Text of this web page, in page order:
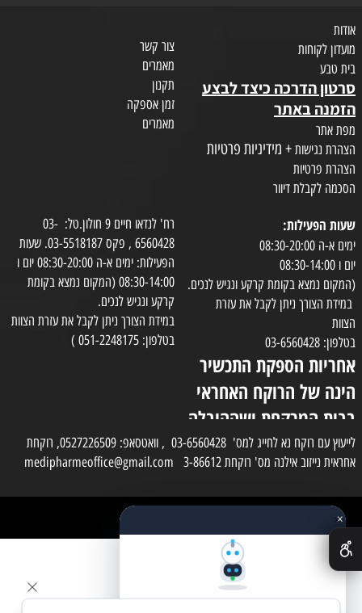
אודות
מועדון לקוחות
בית טבע
סרטון הדרכה כיצד לבצע
הזמנה באתר
מפת אתר
הצהרת נגישות + מידיניות פרטיות
הצהרת פרטיות
הסכמה לקבלת דיוור
צור קשר
מאמרים
תקנון
זמן אספקה
מאמרים
שעות הפעילות:
ימים א-ה 08:30-20:00
יום ו 08:30-14:00
(המקום נמצא בקומת קרקע ונגיש לנכים.
במידת הצורך ניתן לקבל את עזרת
הצוות
בטלפון: 03-6560428
אחריות הספקת התכשיר
הינה של הרוקח האחראי
בבית המרקחת ושההובלה
בפועל תעשה בעזרת
השליח
רח' לנדאו חיים 9 חולון.טל: 03-
6560428 , פקס 03-5518187. שעות
הפעילות: ימים א-ה 08:30-20:00 יום ו
08:30-14:00 (המקום נמצא בקומת
קרקע ונגיש לנכים.
במידת הצורך ניתן לקבל את עזרת הצוות
בטלפון: 051-2248175 )
לייעוץ עם רוקח נא לחייג למס' 03-6560428 , וואטסאפ: 0527226509, רוקחת
אחראית נייזוב אילנה מס' רוקחת 3-86612 medipharmeoffice@gmail.com
✕×